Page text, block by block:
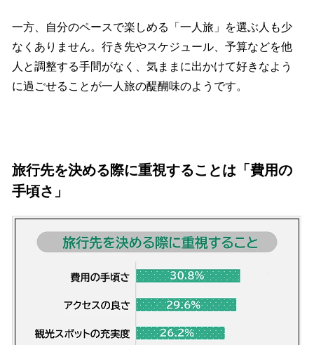
一方、自分のペースで楽しめる「一人旅」を選ぶ人も少
なくありません。行き先やスケジュール、予算などを他
人と調整する手間がなく、気ままに出かけて好きなよう
に過ごせることが一人旅の醍醐味のようです。
旅行先を決める際に重視することは「費用の
手頃さ」